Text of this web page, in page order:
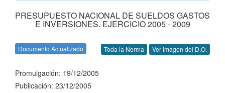
PRESUPUESTO NACIONAL DE SUELDOS GASTOS
E INVERSIONES. EJERCICIO 2005 - 2009
Documento Actualizado Toda la Norma Ver Imagen del D.O.
Promulgación: 19/12/2005
Publicación: 23/12/2005